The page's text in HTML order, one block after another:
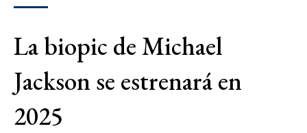
La biopic de Michael
Jackson se estrenará en
2025